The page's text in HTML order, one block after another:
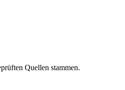
Quellen stammen.